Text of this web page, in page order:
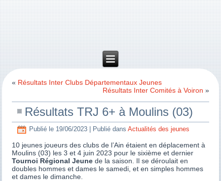
« Résultats Inter Clubs Départementaux Jeunes
Résultats Inter Comités à Voiron »
Résultats TRJ 6+ à Moulins (03)
Publié le 19/06/2023 Publié dans Actualités des jeunes
10 jeunes joueurs des clubs de l’Ain étaient en déplacement à
Moulins (03) les 3 et 4 juin 2023 pour le sixième et dernier
Tournoi Régional Jeune de la saison. Il se déroulait en
doubles hommes et dames le samedi, et en simples hommes
et dames le dimanche.